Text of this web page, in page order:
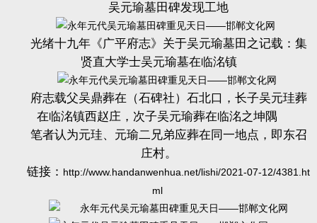
吴元瑜墓田碑发现工地
光绪十九年《广平府志》关于吴元瑜墓田之记载：集
贤直大学士吴元瑜墓在临洺镇
府志载父吴鼎葬在（石碑社）石北口，长子吴元珪葬
在临洺镇西赵庄，次子吴元瑜葬在临洺之坤隅
笔者认为元珪、元瑜二兄弟应葬在同一地点，即东召
庄村。
链接 ： http://www.handanwenhua.net/lishi/2021-07-12/4381.ht
ml